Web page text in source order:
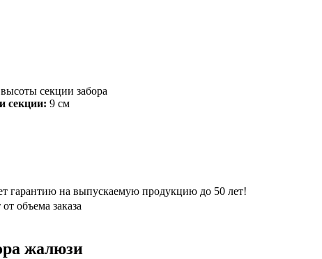
секции забора
секции: 9 см
гарантию на выпускаемую продукцию до 50 лет!
объема заказа
жалюзи